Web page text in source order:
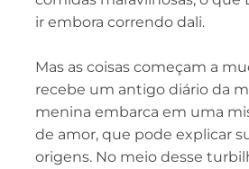
ir embora correndo dali.
Mas as coisas começam a
recebe um antigo diário da
menina embarca em uma
de amor, que pode explicar
origens. No meio desse